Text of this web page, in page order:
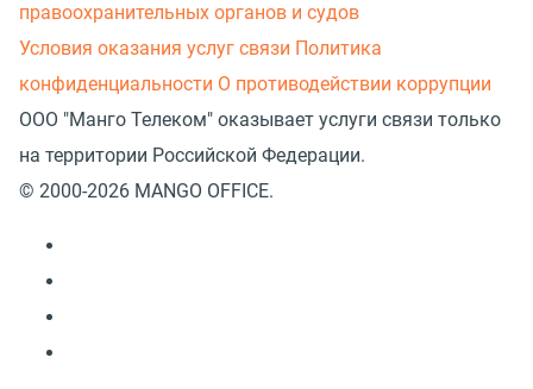
правоохранительных органов и судов
Условия оказания услуг связи Политика
конфиденциальности О противодействии коррупции
ООО "Манго Телеком" оказывает услуги связи только
на территории Российской Федерации.
© 2000-2026 MANGO OFFICE.